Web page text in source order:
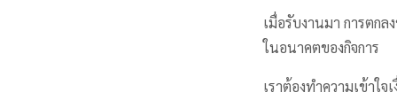
เมื่อรับงานมา การตกล
ในอนาคตของกิจการ
เราต้องทำความเข้าใ